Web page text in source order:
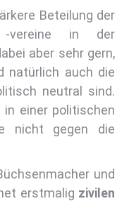
Beteilung der
-vereine in der
aber sehr gern,
natürlich auch die
neutral sind.
in einer politischen
nicht gegen die
und
erstmalig zivilen